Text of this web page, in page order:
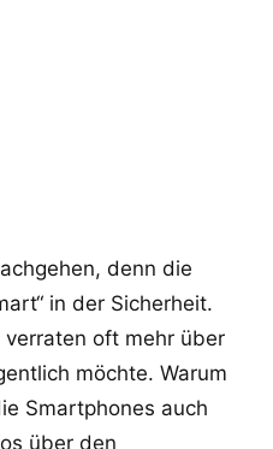
denn die
in der Sicherheit.
oft mehr über
möchte. Warum
Smartphones auch
über den